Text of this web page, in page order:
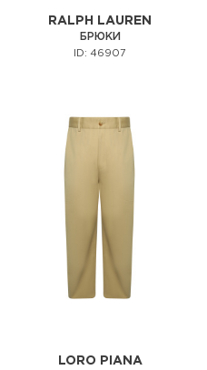
RALPH LAUREN
БРЮКИ
ID: 46907
LORO PIANA